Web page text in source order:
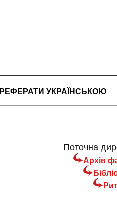
РЕФЕРАТИ УКРАЇНСЬКОЮ
Поточна
Архів